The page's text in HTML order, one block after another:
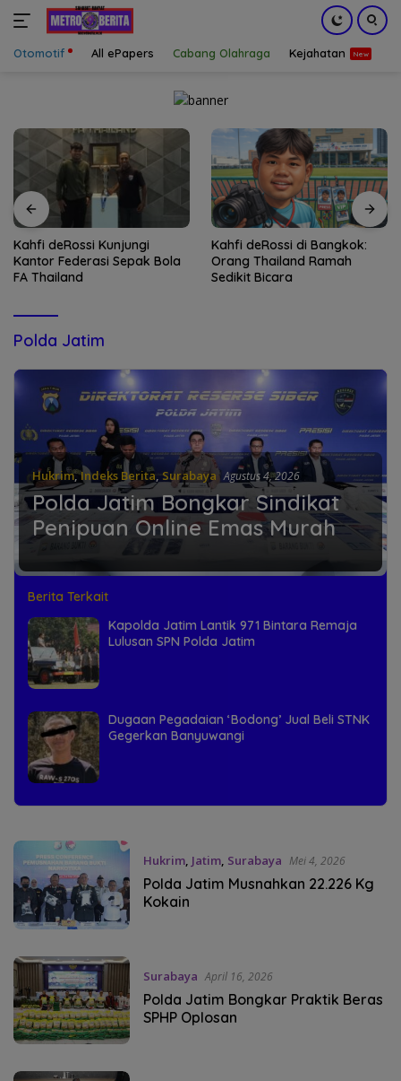
Otomotif All ePapers Cabang Olahraga Kejahatan
Kahfi deRossi Kunjungi
Kantor Federasi Sepak Bola
FA Thailand
Kahfi deRossi di Bangkok:
Orang Thailand Ramah
Sedikit Bicara
Polda Jatim
Hukrim,Indeks Berita,Surabaya Agustus 4, 2026
Polda Jatim Bongkar Sindikat
Penipuan Online Emas Murah
Berita Terkait
Kapolda Jatim Lantik 971 Bintara Remaja
Lulusan SPN Polda Jatim
Dugaan Pegadaian ‘Bodong’ Jual Beli STNK
Gegerkan Banyuwangi
Hukrim, Jatim, Surabaya Mei 4, 2026
Polda Jatim Musnahkan 22.226 Kg
Kokain
Surabaya April 16, 2026
Polda Jatim Bongkar Praktik Beras
SPHP Oplosan